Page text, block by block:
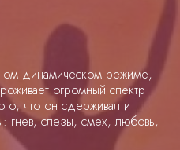
динамическом режиме,
огромный спектр
что он сдерживал и
гнев, слезы, смех, любовь,